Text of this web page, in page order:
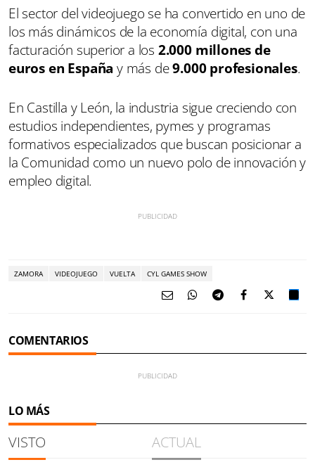
El sector del videojuego se ha convertido en uno de
los más dinámicos de la economía digital, con una
facturación superior a los 2.000 millones de
euros en España y más de9.000 profesionales.
En Castilla y León, la industria sigue creciendo con
estudios independientes, pymes y programas
formativos especializados que buscan posicionar a
la Comunidad como un nuevo polo de innovación y
empleo digital.
ZAMORA VIDEOJUEGO VUELTA CYL GAMES SHOW
COMENTARIOS
LO MÁS
VISTO ACTUAL